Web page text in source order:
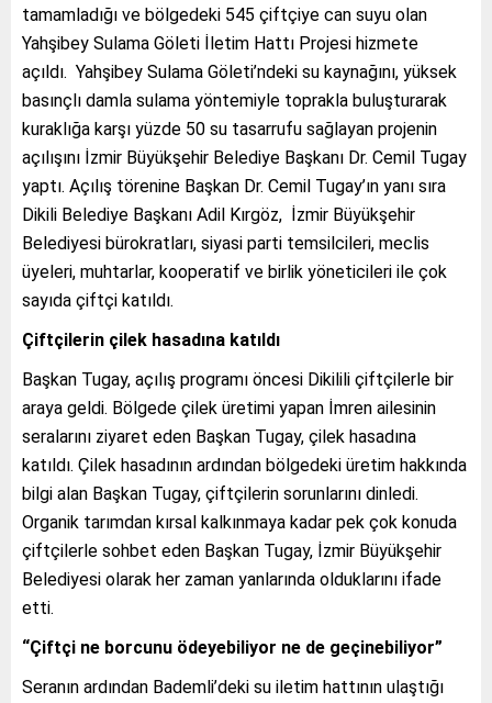
tamamladığı ve bölgedeki 545 çiftçiye can suyu olan
Yahşibey Sulama Göleti İletim Hattı Projesi hizmete
açıldı. Yahşibey Sulama Göleti’ndeki su kaynağını, yüksek
basınçlı damla sulama yöntemiyle toprakla buluşturarak
kuraklığa karşı yüzde 50 su tasarrufu sağlayan projenin
açılışını İzmir Büyükşehir Belediye Başkanı Dr. Cemil Tugay
yaptı. Açılış törenine Başkan Dr. Cemil Tugay’ın yanı sıra
Dikili Belediye Başkanı Adil Kırgöz, İzmir Büyükşehir
Belediyesi bürokratları, siyasi parti temsilcileri, meclis
üyeleri, muhtarlar, kooperatif ve birlik yöneticileri ile çok
sayıda çiftçi katıldı.
Çiftçilerin çilek hasadına katıldı
Başkan Tugay, açılış programı öncesi Dikilili çiftçilerle bir
araya geldi. Bölgede çilek üretimi yapan İmren ailesinin
seralarını ziyaret eden Başkan Tugay, çilek hasadına
katıldı. Çilek hasadının ardından bölgedeki üretim hakkında
bilgi alan Başkan Tugay, çiftçilerin sorunlarını dinledi.
Organik tarımdan kırsal kalkınmaya kadar pek çok konuda
çiftçilerle sohbet eden Başkan Tugay, İzmir Büyükşehir
Belediyesi olarak her zaman yanlarında olduklarını ifade
etti.
“Çiftçi ne borcunu ödeyebiliyor ne de geçinebiliyor”
Seranın ardından Bademli’deki su iletim hattının ulaştığı